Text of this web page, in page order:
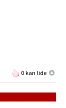
0 kan lide